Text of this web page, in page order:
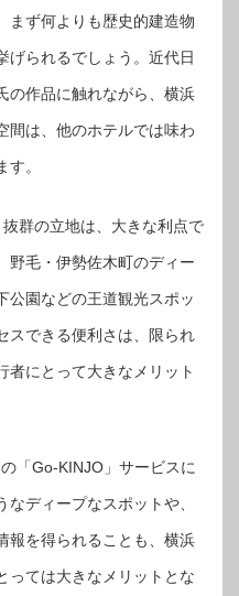
まず何よりも歴史的建造物
げられるでしょう。近代日
の作品に触れながら、横浜
間は、他のホテルでは味わ
。
群の立地は、大きな利点で
野毛・伊勢佐木町のディー
公園などの王道観光スポッ
スできる便利さは、限られ
者にとって大きなメリット
「Go-KINJO」サービスに
ディープなスポットや、
報を得られることも、横浜
っては大きなメリットとな